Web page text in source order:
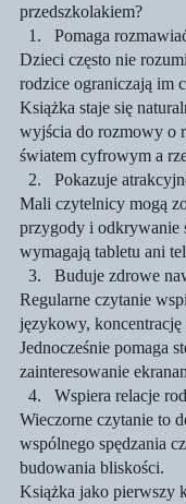
przedszkolakiem?
Pomaga
Dzieci często nie
rodzice ograniczają im
Książka staje się
wyjścia do rozmowy o
światem cyfrowym a
Pokazuje
Mali czytelnicy mogą
przygody i odkrywanie
wymagają tabletu ani
Buduje zdrowe
Regularne czytanie
językowy,
Jednocześnie pomaga
zainteresowanie
Wspiera relacje
Wieczorne czytanie to
wspólnego spędzania
budowania bliskości.
Książka jako pierwszy